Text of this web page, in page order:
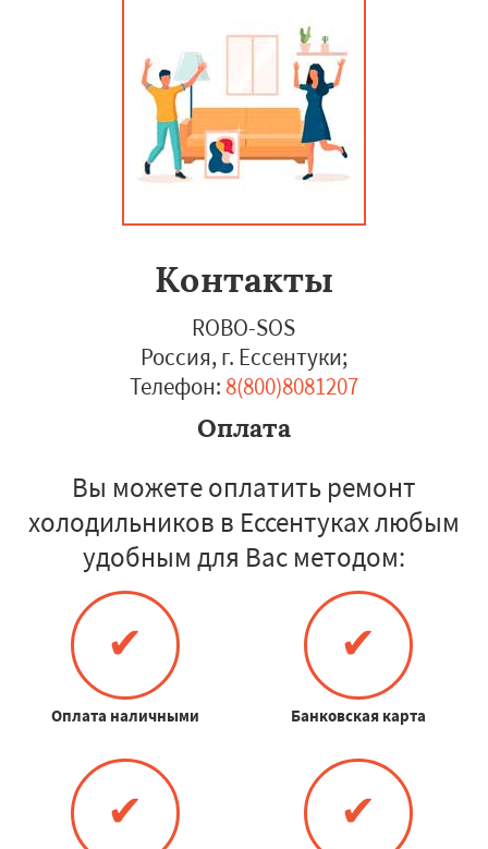
Контакты
ROBO-SOS
Россия, г. Ессентуки;
Телефон: 8(800)8081207
Оплата
Вы можете оплатить ремонт
холодильников в Ессентуках любым
удобным для Вас методом:
✔
Оплата наличными
✔
Банковская карта
✔ ✔